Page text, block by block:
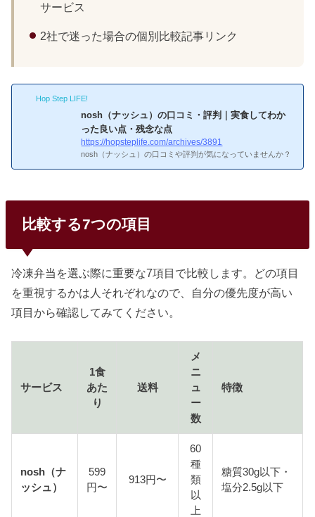
サービス
2社で迷った場合の個別比較記事リンク
Hop Step LIFE!
nosh（ナッシュ）の口コミ・評判｜実食してわか
った良い点・残念な点
https://hopsteplife.com/archives/3891
nosh（ナッシュ）の口コミや評判が気になっていませんか？
noshの実力をお伝えします。noshってどんなサービスなんだ
上（毎週3品入れ替え）全メニュー糖質30g以下・塩分2.5g以
てられるレンジで5〜7分温めるだけ自分が冷凍弁当を始めた
比較する7つの項目
冷凍弁当を選ぶ際に重要な7項目で比較します。どの項目
を重視するかは人それぞれなので、自分の優先度が高い
項目から確認してみてください。
サービス
1食
あた
り
送料
メ
ニ
ュ
ー
数
特徴
nosh（ナ
ッシュ）
599
円〜
913円〜
60
種
類
以
上
糖質30g以下・
塩分2.5g以下